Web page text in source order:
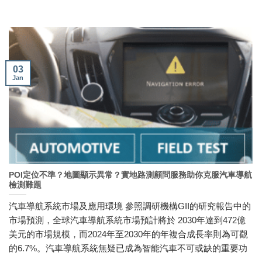
POI定位不準？地圖顯示異常？實地路測顧問服務助你克服汽車導航
檢測難題
汽車導航系統市場及應用環境 參照調研機構GII的研究報告中的
市場預測，全球汽車導航系統市場預計將於 2030年達到472億
美元的市場規模，而2024年至2030年的年複合成長率則為可觀
的6.7%。汽車導航系統無疑已成為智能汽車不可或缺的重要功
03
Jan